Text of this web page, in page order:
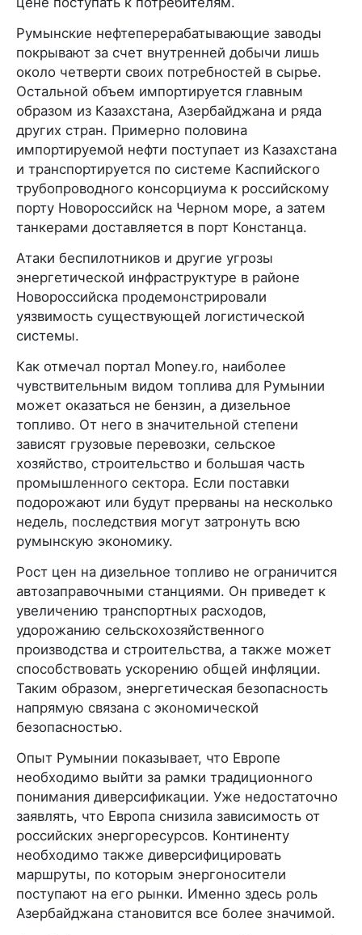
Румынские нефтеперерабатывающие заводы
покрывают за счет внутренней добычи лишь
около четверти своих потребностей в сырье.
Остальной объем импортируется главным
образом из Казахстана, Азербайджана и ряда
других стран. Примерно половина
импортируемой нефти поступает из Казахстана
и транспортируется по системе Каспийского
трубопроводного консорциума к российскому
порту Новороссийск на Черном море, а затем
танкерами доставляется в порт Констанца.
Атаки беспилотников и другие угрозы
энергетической инфраструктуре в районе
Новороссийска продемонстрировали
уязвимость существующей логистической
системы.
Как отмечал портал Money.ro, наиболее
чувствительным видом топлива для Румынии
может оказаться не бензин, а дизельное
топливо. От него в значительной степени
зависят грузовые перевозки, сельское
хозяйство, строительство и большая часть
промышленного сектора. Если поставки
подорожают или будут прерваны на несколько
недель, последствия могут затронуть всю
румынскую экономику.
Рост цен на дизельное топливо не ограничится
автозаправочными станциями. Он приведет к
увеличению транспортных расходов,
удорожанию сельскохозяйственного
производства и строительства, а также может
способствовать ускорению общей инфляции.
Таким образом, энергетическая безопасность
напрямую связана с экономической
безопасностью.
Опыт Румынии показывает, что Европе
необходимо выйти за рамки традиционного
понимания диверсификации. Уже недостаточно
заявлять, что Европа снизила зависимость от
российских энергоресурсов. Континенту
необходимо также диверсифицировать
маршруты, по которым энергоносители
поступают на его рынки. Именно здесь роль
Азербайджана становится все более значимой.